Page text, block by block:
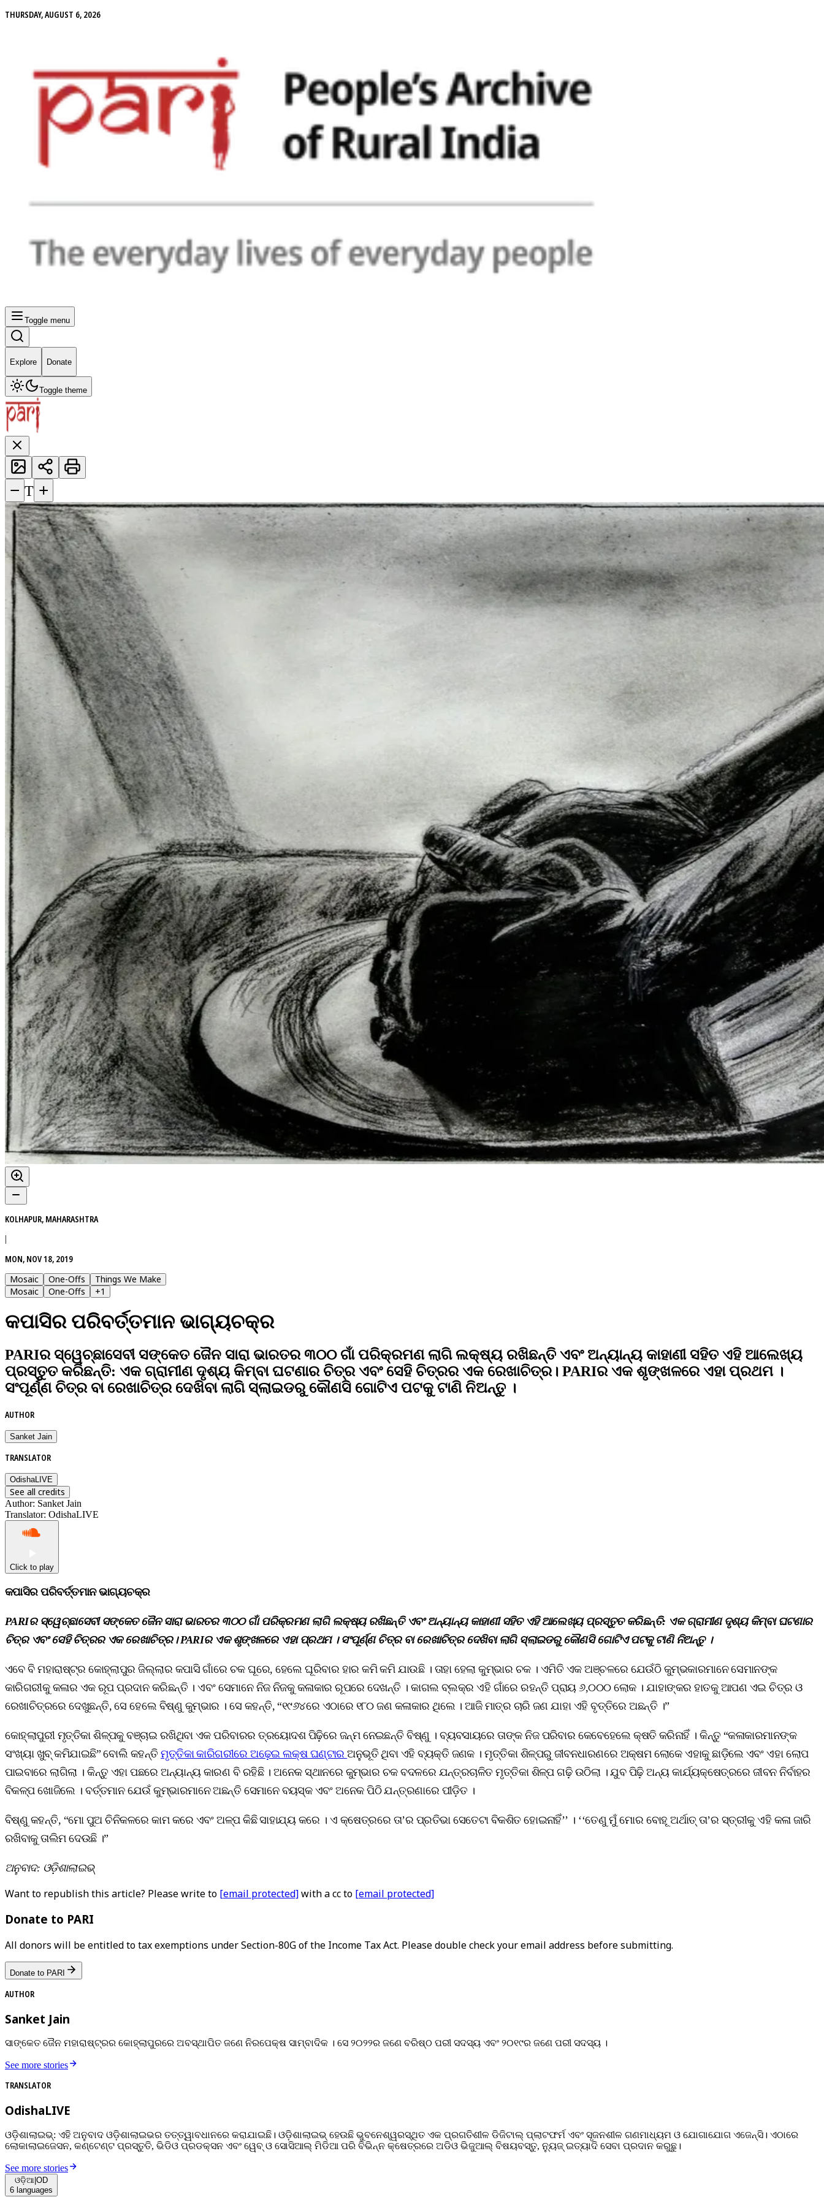
THURSDAY, AUGUST 6, 2026
Toggle menu
Explore Donate
Toggle theme
− T +
KOLHAPUR, MAHARASHTRA
|
MON, NOV 18, 2019
Mosaic
One-Offs
Things We Make
Mosaic
One-Offs +1
କପାସିର ପରିବର୍ତ୍ତମାନ ଭାଗ୍ୟଚକ୍ର
PARIର ସ୍ୱେଚ୍ଛାସେବୀ ସଙ୍କେତ ଜୈନ ସାରା ଭାରତର ୩୦୦ ଗାଁ ପରିକ୍ରମଣ ଲାଗି ଲକ୍ଷ୍ୟ ରଖିଛନ୍ତି ଏବଂ ଅନ୍ୟାନ୍ୟ କାହାଣୀ ସହିତ ଏହି ଆଲେଖ୍ୟ
ପ୍ରସ୍ତୁତ କରିଛନ୍ତି: ଏକ ଗ୍ରାମୀଣ ଦୃଶ୍ୟ କିମ୍ବା ଘଟଣାର ଚିତ୍ର ଏବଂ ସେହି ଚିତ୍ରର ଏକ ରେଖାଚିତ୍ର। PARIର ଏକ ଶୃଙ୍ଖଳରେ ଏହା ପ୍ରଥମ ।
ସଂପୂର୍ଣ୍ଣ ଚିତ୍ର ବା ରେଖାଚିତ୍ର ଦେଖିବା ଲାଗି ସ୍ଲାଇଡରୁ କୌଣସି ଗୋଟିଏ ପଟକୁ ଟାଣି ନିଅନ୍ତୁ ।
AUTHOR
Sanket Jain
TRANSLATOR
OdishaLIVE
See all credits
Author: Sanket Jain
Translator: OdishaLIVE
Click to play
କପାସିର ପରିବର୍ତ୍ତମାନ ଭାଗ୍ୟଚକ୍ର
PARIର ସ୍ୱେଚ୍ଛାସେବୀ ସଙ୍କେତ ଜୈନ ସାରା ଭାରତର ୩୦୦ ଗାଁ ପରିକ୍ରମଣ ଲାଗି ଲକ୍ଷ୍ୟ ରଖିଛନ୍ତି ଏବଂ ଅନ୍ୟାନ୍ୟ କାହାଣୀ ସହିତ ଏହି ଆଲେଖ୍ୟ ପ୍ରସ୍ତୁତ କରିଛନ୍ତି: ଏକ ଗ୍ରାମୀଣ ଦୃଶ୍ୟ କିମ୍ବା ଘଟଣାର
ଚିତ୍ର ଏବଂ ସେହି ଚିତ୍ରର ଏକ ରେଖାଚିତ୍ର। PARIର ଏକ ଶୃଙ୍ଖଳରେ ଏହା ପ୍ରଥମ । ସଂପୂର୍ଣ୍ଣ ଚିତ୍ର ବା ରେଖାଚିତ୍ର ଦେଖିବା ଲାଗି ସ୍ଲାଇଡରୁ କୌଣସି ଗୋଟିଏ ପଟକୁ ଟାଣି ନିଅନ୍ତୁ ।
ଏବେ ବି ମହାରାଷ୍ଟ୍ର କୋହ୍ଲାପୁର ଜିଲ୍ଲାର କପାସି ଗାଁରେ ଚକ ଘୂରେ, ହେଲେ ଘୂରିବାର ହାର କମି କମି ଯାଉଛି । ତାହା ହେଲା କୁମ୍ଭାର ଚକ । ଏମିତି ଏକ ଅଞ୍ଚଳରେ ଯେଉଁଠି କୁମ୍ଭକାରମାନେ ସେମାନଙ୍କ
କାରିଗରୀକୁ କଳାର ଏକ ରୂପ ପ୍ରଦାନ କରିଛନ୍ତି । ଏବଂ ସେମାନେ ନିଜ ନିଜକୁ କଳାକାର ରୂପରେ ଦେଖନ୍ତି । କାଗଲ ବ୍ଲକ୍‌ର ଏହି ଗାଁରେ ରହନ୍ତି ପ୍ରାୟ ୬,୦୦୦ ଲୋକ । ଯାହାଙ୍କର ହାତକୁ ଆପଣ ଏଇ ଚିତ୍ର ଓ
ରେଖାଚିତ୍ରରେ ଦେଖୁଛନ୍ତି, ସେ ହେଲେ ବିଷ୍ଣୁ କୁମ୍ଭାର । ସେ କହନ୍ତି, “୧୯୬୪ରେ ଏଠାରେ ୧୮୦ ଜଣ କଳାକାର ଥିଲେ । ଆଜି ମାତ୍ର ଚାରି ଜଣ ଯାହା ଏହି ବୃତ୍ତିରେ ଅଛନ୍ତି ।”
କୋହ୍ଲାପୁରୀ ମୃତ୍ତିକା ଶିଳ୍ପକୁ ବଞ୍ଚାଇ ରଖିଥିବା ଏକ ପରିବାରର ତ୍ରୟୋଦଶ ପିଢ଼ିରେ ଜନ୍ମ ନେଇଛନ୍ତି ବିଷ୍ଣୁ । ବ୍ୟବସାୟରେ ତାଙ୍କ ନିଜ ପରିବାର କେବେହେଲେ କ୍ଷତି କରିନାହିଁ । କିନ୍ତୁ “କଳାକାରମାନଙ୍କ
ସଂଖ୍ୟା ଖୁବ୍‌ କମିଯାଇଛି” ବୋଲି କହନ୍ତିମୃତ୍ତିକା କାରିଗରୀରେ ଅଢ଼େଇ ଲକ୍ଷ ଘଣ୍ଟାରଅନୁଭୂତି ଥିବା ଏହି ବ୍ୟକ୍ତି ଜଣକ । ମୃତ୍ତିକା ଶିଳ୍ପରୁ ଜୀବନଧାରଣରେ ଅକ୍ଷମ ଲୋକେ ଏହାକୁ ଛାଡ଼ିଲେ ଏବଂ ଏହା ଲୋପ
ପାଇବାରେ ଲାଗିଲା । କିନ୍ତୁ ଏହା ପଛରେ ଅନ୍ୟାନ୍ୟ କାରଣ ବି ରହିଛି । ଅନେକ ସ୍ଥାନରେ କୁମ୍ଭାର ଚକ ବଦଳରେ ଯନ୍ତ୍ରଚାଳିତ ମୃତ୍ତିକା ଶିଳ୍ପ ଗଢ଼ି ଉଠିଲା । ଯୁବ ପିଢ଼ି ଅନ୍ୟ କାର୍ଯ୍ୟକ୍ଷେତ୍ରରେ ଜୀବନ ନିର୍ବାହର
ବିକଳ୍ପ ଖୋଜିଲେ । ବର୍ତ୍ତମାନ ଯେଉଁ କୁମ୍ଭାରମାନେ ଅଛନ୍ତି ସେମାନେ ବୟସ୍କ ଏବଂ ଅନେକ ପିଠି ଯନ୍ତ୍ରଣାରେ ପୀଡ଼ିତ ।
ବିଷ୍ଣୁ କହନ୍ତି, “ମୋ ପୁଅ ଚିନିକଳରେ କାମ କରେ ଏବଂ ଅଳ୍ପ କିଛି ସାହାଯ୍ୟ କରେ । ଏ କ୍ଷେତ୍ରରେ ତା’ର ପ୍ରତିଭା ସେତେଟା ବିକଶିତ ହୋଇନାହିଁ’’ । ‘‘ତେଣୁ ମୁଁ ମୋର ବୋହୂ ଅର୍ଥାତ୍‌ ତା’ର ସ୍ତ୍ରୀକୁ ଏହି କଳା ଜାରି
ରଖିବାକୁ ତାଲିମ ଦେଉଛି ।”
ଅନୁବାଦ: ଓଡ଼ିଶାଲାଇଭ୍‍
Want to republish this article? Please write to [email protected]with a cc to [email protected]
Donate to PARI
All donors will be entitled to tax exemptions under Section-80G of the Income Tax Act. Please double check your email address before submitting.
Donate to PARI
AUTHOR
Sanket Jain
ସାଙ୍କେତ ଜୈନ ମହାରାଷ୍ଟ୍ରର କୋହ୍ଲାପୁରରେ ଅବସ୍ଥାପିତ ଜଣେ ନିରପେକ୍ଷ ସାମ୍ବାଦିକ । ସେ ୨୦୨୨ର ଜଣେ ବରିଷ୍ଠ ପରୀ ସଦସ୍ୟ ଏବଂ ୨୦୧୯ର ଜଣେ ପରୀ ସଦସ୍ୟ ।
See more stories
TRANSLATOR
OdishaLIVE
ଓଡ଼ିଶାଲାଇଭ୍: ଏହି ଅନୁବାଦ ଓଡ଼ିଶାଲାଇଭର ତତ୍ତ୍ୱାବଧାନରେ କରାଯାଇଛି। ଓଡ଼ିଶାଲାଇଭ୍ ହେଉଛି ଭୁବନେଶ୍ୱରସ୍ଥିତ ଏକ ପ୍ରଗତିଶୀଳ ଡିଜିଟାଲ୍ ପ୍ଲାଟଫର୍ମ ଏବଂ ସୃଜନଶୀଳ ଗଣମାଧ୍ୟମ ଓ ଯୋଗାଯୋଗ ଏଜେନ୍ସି। ଏଠାରେ
ଲୋକାଲାଇଜେସନ, କଣ୍ଟେଣ୍ଟ ପ୍ରସ୍ତୁତି, ଭିଡିଓ ପ୍ରଡକ୍ସନ ଏବଂ ୱେବ୍ ଓ ସୋସିଆଲ୍ ମିଡିଆ ପରି ବିଭିନ୍ନ କ୍ଷେତ୍ରରେ ଅଡିଓ ଭିଜୁଆଲ୍‌ ବିଷୟବସ୍ତୁ, ନ୍ୟୁଜ୍ ଇତ୍ୟାଦି ସେବା ପ୍ରଦାନ କରୁଛୁ।
See more stories
ଓଡ଼ିଆ OD
6 languages